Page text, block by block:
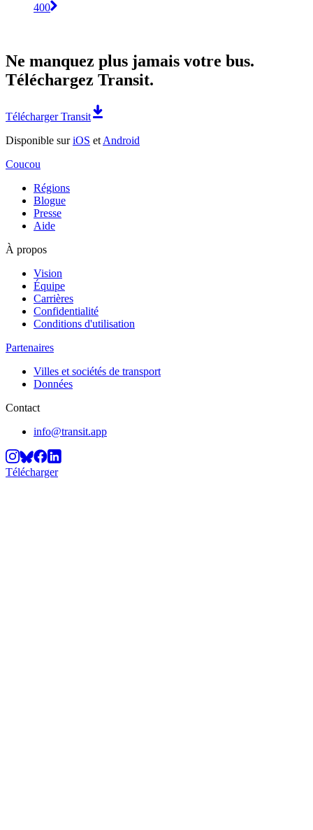
400
Ne manquez plus jamais votre bus.
Téléchargez Transit.
Télécharger Transit
Disponible suriOS et Android
Coucou
Régions
Blogue
Presse
Aide
À propos
Vision
Équipe
Carrières
Confidentialité
Conditions d'utilisation
Partenaires
Villes et sociétés de transport
Données
Contact
info@transit.app
Télécharger